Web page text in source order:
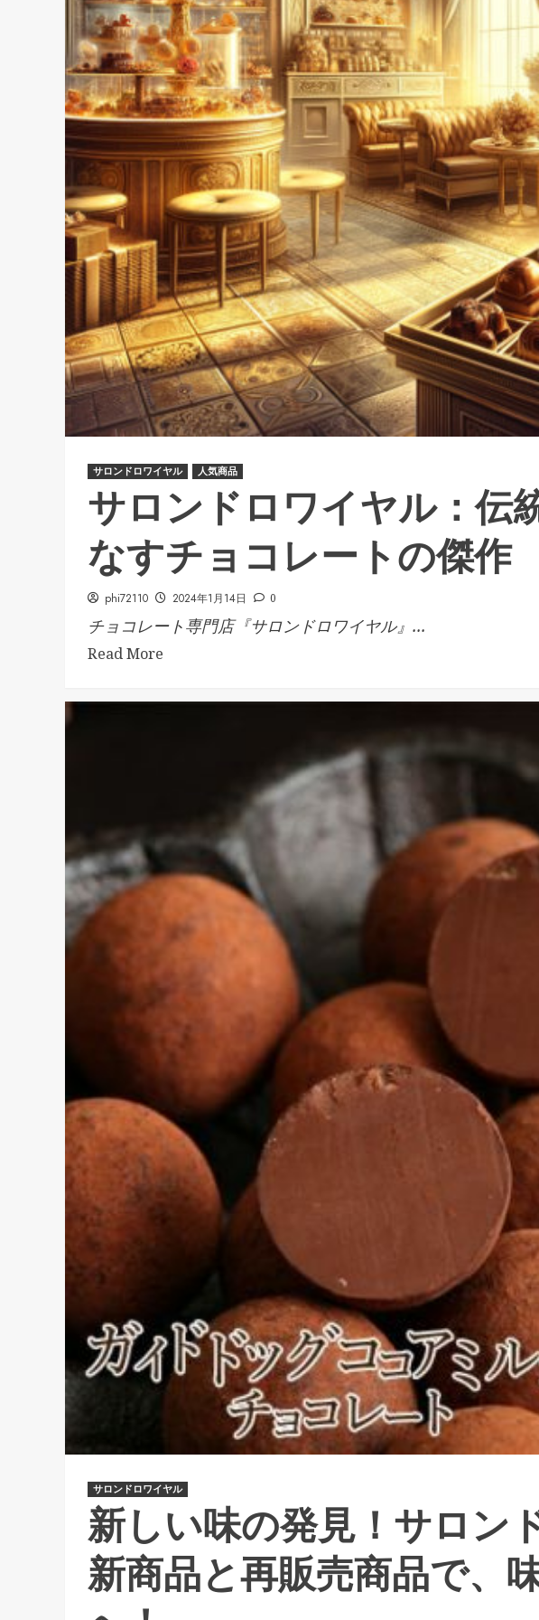
サロンドロワイヤル 人気商品
サロンドロワイヤル：伝
なすチョコレートの傑作
phi72110 2024年1月14日 0
チョコレート専門店『サロンドロワイヤル』...
Read More
サロンドロワイヤル
新しい味の発見！サロン
新商品と再販売商品で、